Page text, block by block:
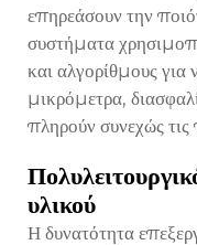
επηρεάσουν την
συστήματα
και αλγορίθμους για
μικρόμετρα,
πληρούν συνεχώς τις
υλικού
Η δυνατότητα